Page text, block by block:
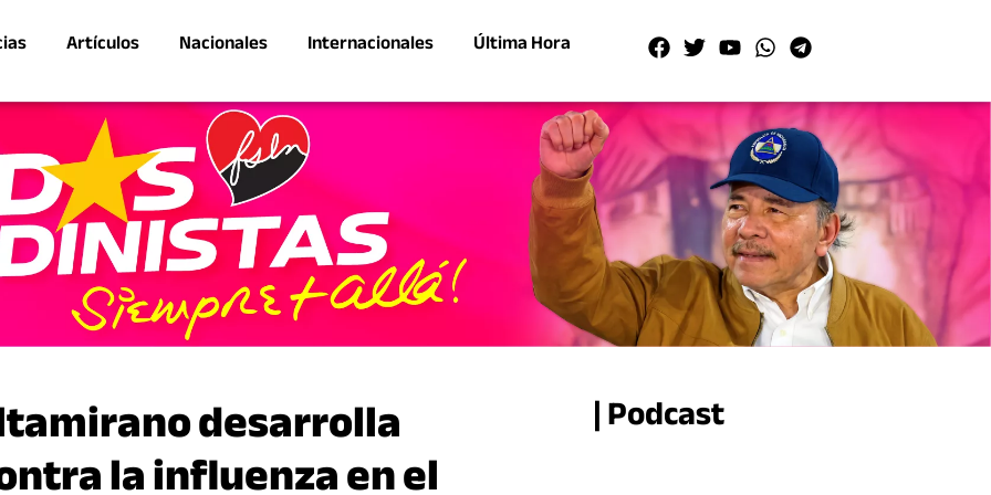
Artículos Nacionales Internacionales Última Hora
desarrolla
la influenza en el
| Podcast